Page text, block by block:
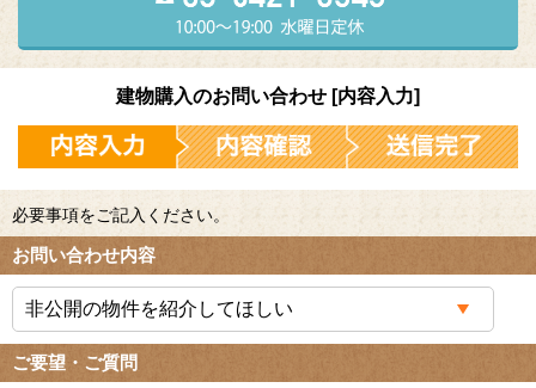
建物購入のお問い合わせ [内容入力]
必要事項をご記入ください。
お問い合わせ内容
ご要望・ご質問